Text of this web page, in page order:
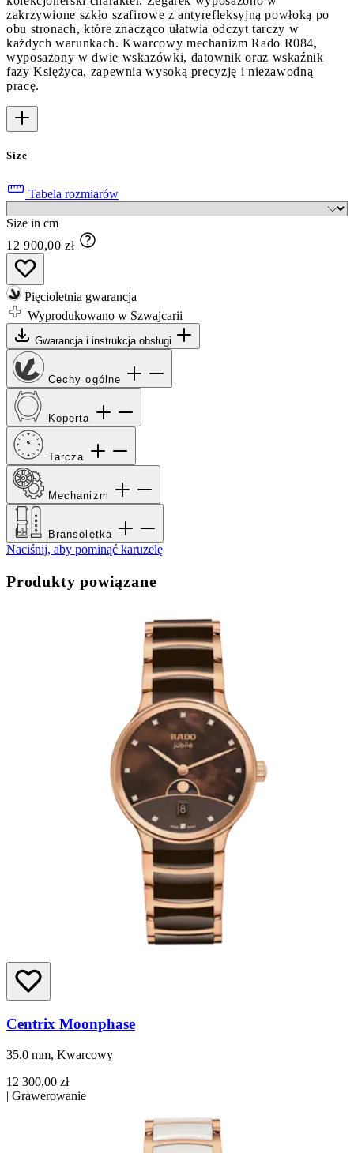
zakrzywione szkło szafirowe z antyrefleksyjną powłoką po
obu stronach, które znacząco ułatwia odczyt tarczy w
każdych warunkach. Kwarcowy mechanizm Rado R084,
wyposażony w dwie wskazówki, datownik oraz wskaźnik
fazy Księżyca, zapewnia wysoką precyzję i niezawodną
pracę.
Size
Tabela rozmiarów
Size in cm
12 900,00 zł
Pięcioletnia gwarancja
Wyprodukowano w Szwajcarii
Gwarancja i instrukcja obsługi
Cechy ogólne
Koperta
Tarcza
Mechanizm
Bransoletka
Naciśnij, aby pominąć karuzelę
Produkty powiązane
Centrix Moonphase
35.0 mm, Kwarcowy
12 300,00 zł
| Grawerowanie